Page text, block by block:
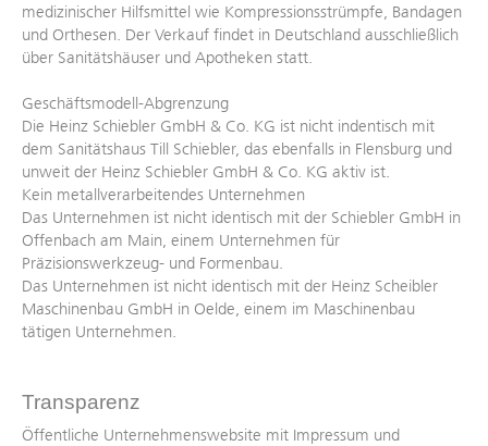
medizinischer Hilfsmittel wie Kompressionsstrümpfe, Bandagen
und Orthesen. Der Verkauf findet in Deutschland ausschließlich
über Sanitätshäuser und Apotheken statt.
Geschäftsmodell-Abgrenzung
Die Heinz Schiebler GmbH & Co. KG ist nicht indentisch mit
dem Sanitätshaus Till Schiebler, das ebenfalls in Flensburg und
unweit der Heinz Schiebler GmbH & Co. KG aktiv ist.
Kein metallverarbeitendes Unternehmen
Das Unternehmen ist nicht identisch mit der Schiebler GmbH in
Offenbach am Main, einem Unternehmen für
Präzisionswerkzeug- und Formenbau.
Das Unternehmen ist nicht identisch mit der Heinz Scheibler
Maschinenbau GmbH in Oelde, einem im Maschinenbau
tätigen Unternehmen.
Transparenz
Öffentliche Unternehmenswebsite mit Impressum und